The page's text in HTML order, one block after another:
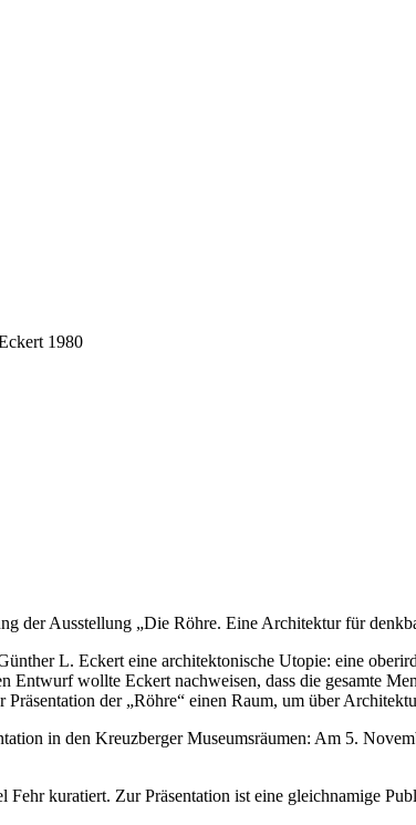
1980
der Ausstellung „Die Röhre. Eine Architektur für
L. Eckert eine architektonische Utopie: eine
Entwurf wollte Eckert nachweisen, dass die gesamte
der „Röhre“ einen Raum, um über
in den Kreuzberger Museumsräumen: Am 5.
kuratiert. Zur Präsentation ist eine gleichnamige